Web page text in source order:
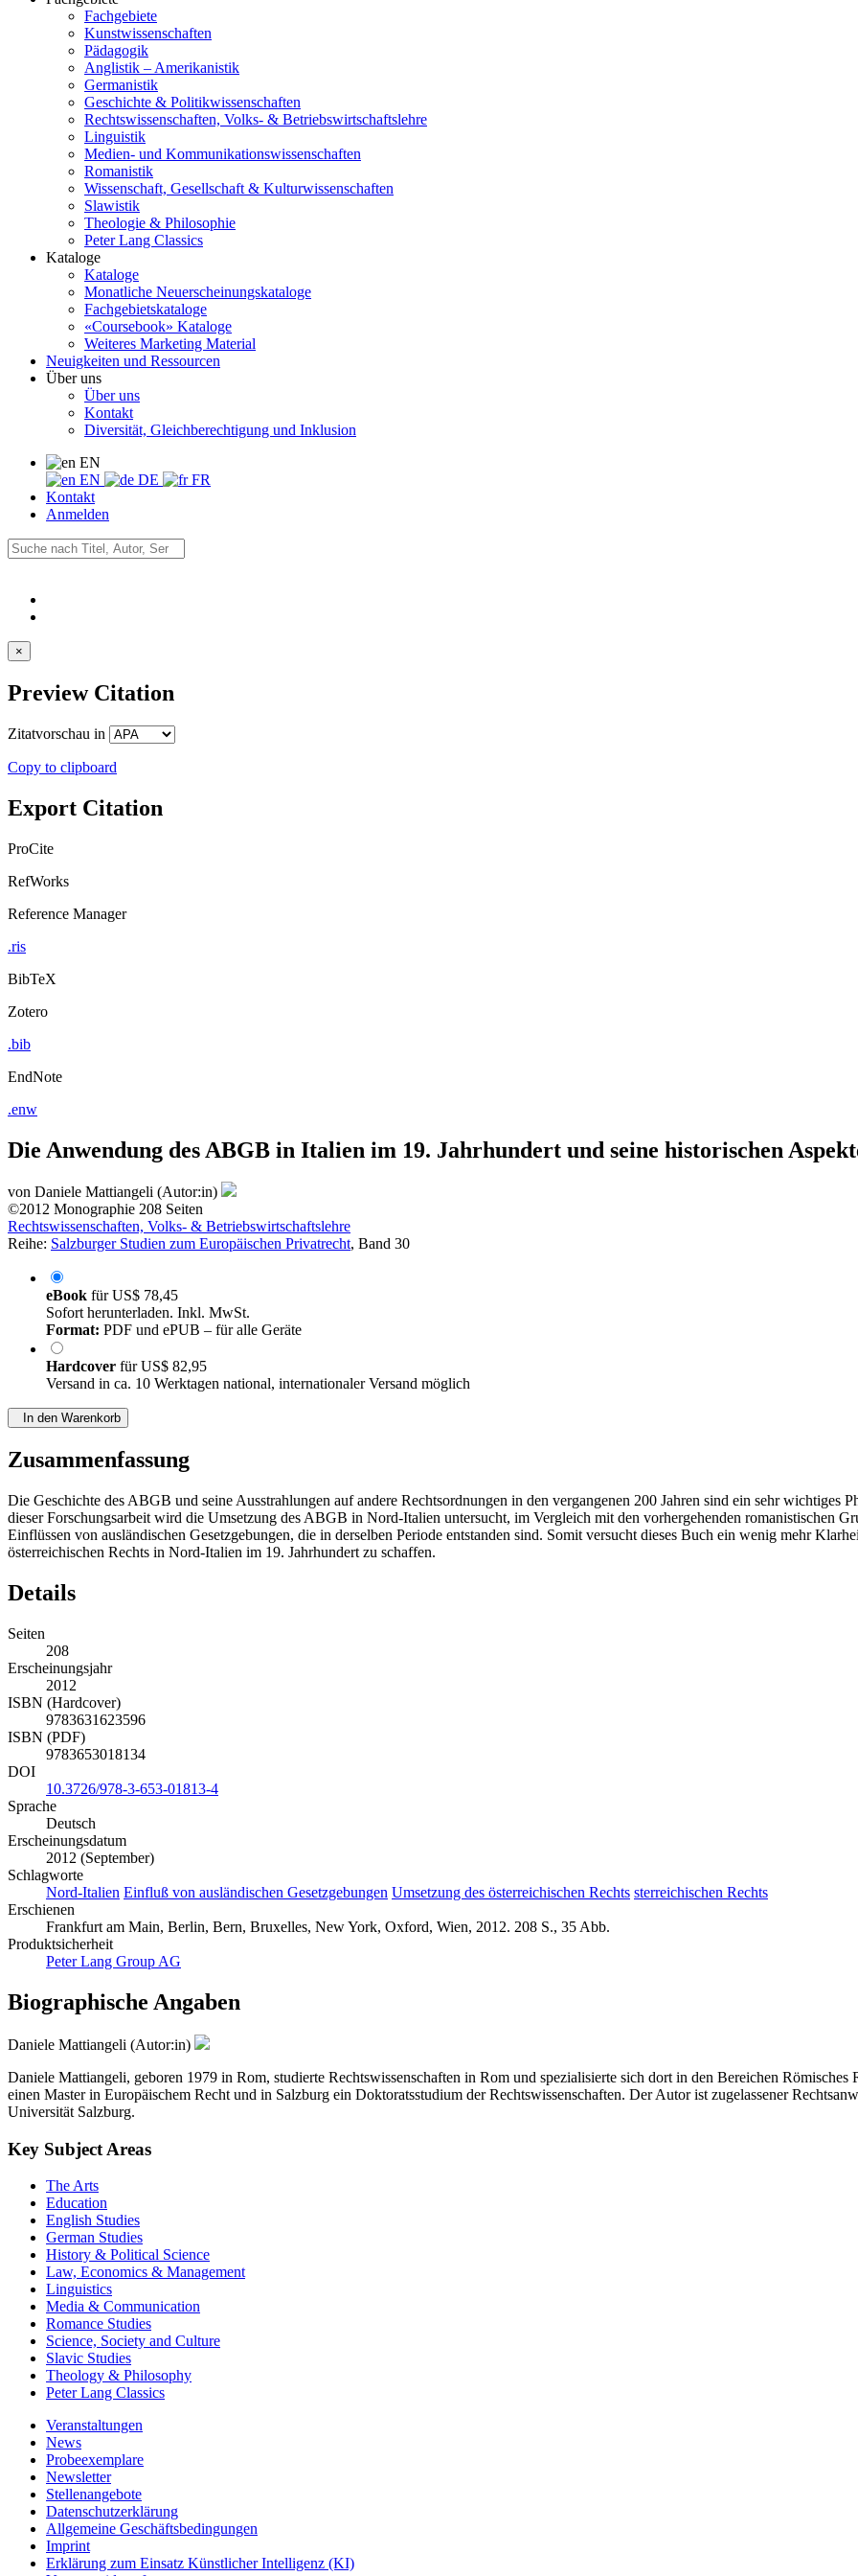
Fachgebiete
Kunstwissenschaften
Pädagogik
Anglistik – Amerikanistik
Germanistik
Geschichte & Politikwissenschaften
Rechtswissenschaften, Volks- & Betriebswirtschaftslehre
Linguistik
Medien- und Kommunikationswissenschaften
Romanistik
Wissenschaft, Gesellschaft & Kulturwissenschaften
Slawistik
Theologie & Philosophie
Peter Lang Classics
Kataloge
Kataloge
Monatliche Neuerscheinungskataloge
Fachgebietskataloge
«Coursebook» Kataloge
Weiteres Marketing Material
Neuigkeiten und Ressourcen
Über uns
Über uns
Kontakt
Diversität, Gleichberechtigung und Inklusion
EN
EN
DE
FR
Kontakt
Anmelden
×
Preview Citation
Zitatvorschau in
Copy to clipboard
Export Citation
ProCite
RefWorks
Reference Manager
.ris
BibTeX
Zotero
.bib
EndNote
.enw
Die Anwendung des ABGB in Italien im 19. Jahrhundert und seine historischen
von Daniele Mattiangeli (Autor:in)
©2012 Monographie 208 Seiten
Rechtswissenschaften, Volks- & Betriebswirtschaftslehre
Reihe: Salzburger Studien zum Europäischen Privatrecht, Band 30
eBook fürUS$ 78,45
Sofort herunterladen. Inkl. MwSt.
Format: PDF und ePUB – für alle Geräte
Hardcover fürUS$ 82,95
Versand in ca. 10 Werktagen national, internationaler Versand möglich
In den Warenkorb
Zusammenfassung
Die Geschichte des ABGB und seine Ausstrahlungen auf andere Rechtsordnungen in den vergangenen 200 Jahren sind ein sehr wichtiges
dieser Forschungsarbeit wird die Umsetzung des ABGB in Nord-Italien untersucht, im Vergleich mit den vorhergehenden romanistischen
Einflüssen von ausländischen Gesetzgebungen, die in derselben Periode entstanden sind. Somit versucht dieses Buch ein wenig mehr
österreichischen Rechts in Nord-Italien im 19. Jahrhundert zu schaffen.
Details
Seiten
208
Erscheinungsjahr
2012
ISBN (Hardcover)
9783631623596
ISBN (PDF)
9783653018134
DOI
10.3726/978-3-653-01813-4
Sprache
Deutsch
Erscheinungsdatum
2012 (September)
Schlagworte
Nord-Italien Einfluß von ausländischen Gesetzgebungen Umsetzung des österreichischen Rechts sterreichischen Rechts
Erschienen
Frankfurt am Main, Berlin, Bern, Bruxelles, New York, Oxford, Wien, 2012. 208 S., 35 Abb.
Produktsicherheit
Peter Lang Group AG
Biographische Angaben
Daniele Mattiangeli (Autor:in)
Daniele Mattiangeli, geboren 1979 in Rom, studierte Rechtswissenschaften in Rom und spezialisierte sich dort in den Bereichen
einen Master in Europäischem Recht und in Salzburg ein Doktoratsstudium der Rechtswissenschaften. Der Autor ist zugelassener
Universität Salzburg.
Key Subject Areas
The Arts
Education
English Studies
German Studies
History & Political Science
Law, Economics & Management
Linguistics
Media & Communication
Romance Studies
Science, Society and Culture
Slavic Studies
Theology & Philosophy
Peter Lang Classics
Veranstaltungen
News
Probeexemplare
Newsletter
Stellenangebote
Datenschutzerklärung
Allgemeine Geschäftsbedingungen
Imprint
Erklärung zum Einsatz Künstlicher Intelligenz (KI)